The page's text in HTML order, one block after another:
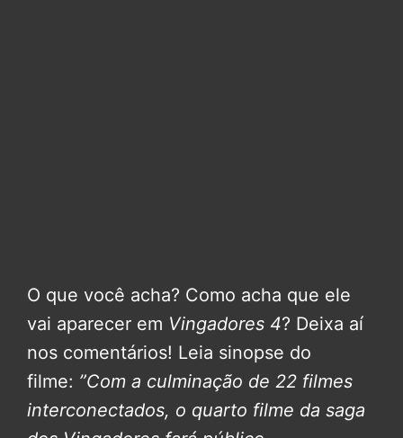
O que você acha? Como acha que ele
vai aparecer em Vingadores 4? Deixa aí
nos comentários! Leia sinopse do
filme: ”Com a culminação de 22 filmes
interconectados, o quarto filme da saga